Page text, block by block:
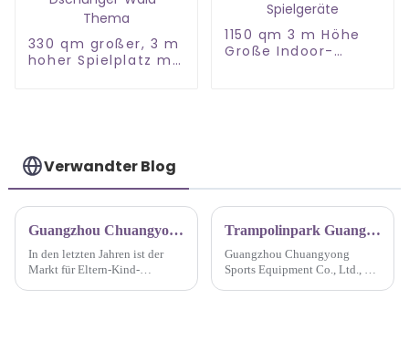
330 qm großer, 3 m
hoher Spielplatz mit
1150 qm 3 m Höhe
Große Indoor-
Verwandter Blog
Guangzhou Chuangyong entwickelt innovative Verkaufsstrategien für Naughty Castle-Karten, um ein neues Eltern-Kind-Unterhaltungserlebnis zu schaffen
In den letzten Jahren ist der
Markt für Eltern-Kind-
Trampolinpark Guangzhou Chuangyong
Guangzhou Chuangyong
Sports Equipment Co., Ltd., ein